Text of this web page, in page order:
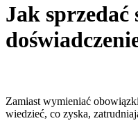
Jak sprzedać
Zamiast wymieniać
wiedzieć, co zyska,